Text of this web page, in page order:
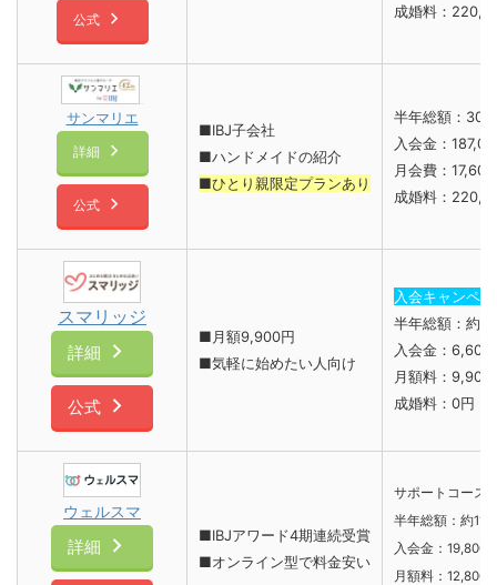
公式
成婚料：
サンマリエ
詳細
公式
■IBJ子会社
■ハンドメイドの紹介
■ひとり親限定プランあり
半年総額：30
入会金：
月会費：
成婚料：
スマリッジ
詳細
公式
■月額9,900円
■気軽に始めたい人向け
入会キャンペ
半年総額：約6
入会金：6,600
月額料：9,900
成婚料：0円
ウェルスマ
詳細
■IBJアワード4期連続受賞
■オンライン型で料金安い
サポートコース
半年総額：約11
入会金：19,800
月額料：12,800